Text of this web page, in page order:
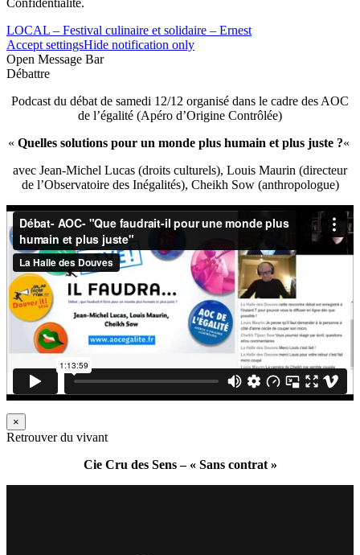
Confidentialité.
LOCAL – Festival culinaire et solidaire – Ernest
Accept settingsHide notification only
Open Message Bar
Débattre
Podcast du débat de samedi 12/12 organisé dans le cadre des AOC
de l’égalité (Apéro d’Origine Contrôlée)
« Quelles solutions pour un monde plus humain et plus juste ?«
avec Jean-Michel Lucas (droits culturels), Louis Maurin (directeur
de l’Observatoire des Inégalités), Cheikh Sow (anthropologue)
×
Retrouver du vivant
Cie Cru des Sens – « Sans contrat »